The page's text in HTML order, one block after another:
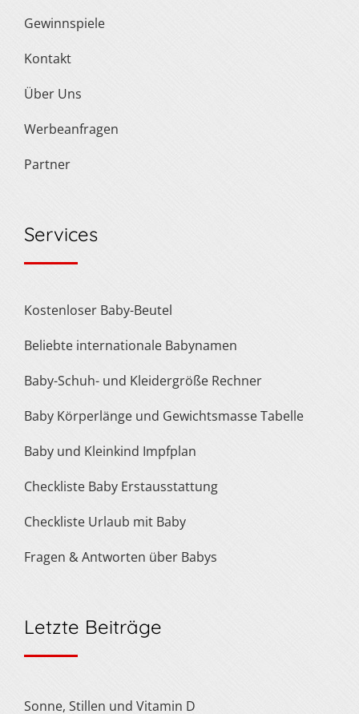
Gewinnspiele
Kontakt
Über Uns
Werbeanfragen
Partner
Services
Kostenloser Baby-Beutel
Beliebte internationale Babynamen
Baby-Schuh- und Kleidergröße Rechner
Baby Körperlänge und Gewichtsmasse Tabelle
Baby und Kleinkind Impfplan
Checkliste Baby Erstausstattung
Checkliste Urlaub mit Baby
Fragen & Antworten über Babys
Letzte Beiträge
Sonne, Stillen und Vitamin D